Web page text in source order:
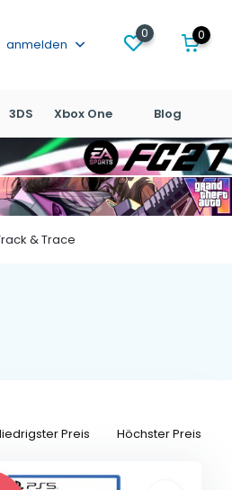
anmelden
0 0
3DS Xbox One Blog
& Trace
Preis Höchster Preis